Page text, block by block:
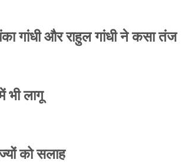
गांधी और राहुल गांधी ने कसा तंज
भी लागू
को सलाह